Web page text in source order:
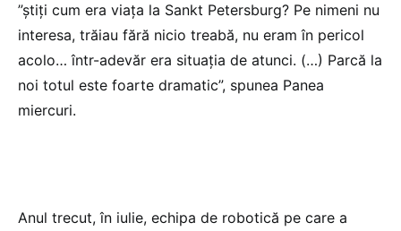
”știți cum era viața la Sankt Petersburg? Pe nimeni nu
interesa, trăiau fără nicio treabă, nu eram în pericol
acolo… într-adevăr era situația de atunci. (…) Parcă la
noi totul este foarte dramatic”, spunea Panea
miercuri.
Anul trecut, în iulie, echipa de robotică pe care a